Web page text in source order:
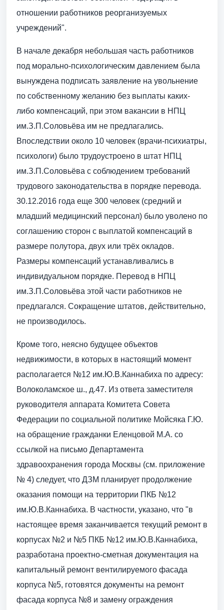
отношении работников реорганизуемых
учреждений".
В начале декабря небольшая часть работников
под морально-психологическим давлением была
вынуждена подписать заявление на увольнение
по собственному желанию без выплаты каких-
либо компенсаций, при этом вакансии в НПЦ
им.З.П.Соловьёва им не предлагались.
Впоследствии около 10 человек (врачи-психиатры,
психологи) было трудоустроено в штат НПЦ
им.З.П.Соловьёва с соблюдением требований
трудового законодательства в порядке перевода.
30.12.2016 года еще 300 человек (средний и
младший медицинский персонал) было уволено по
соглашению сторон с выплатой компенсаций в
размере полутора, двух или трёх окладов.
Размеры компенсаций устанавливались в
индивидуальном порядке. Перевод в НПЦ
им.З.П.Соловьёва этой части работников не
предлагался. Сокращение штатов, действительно,
не производилось.
Кроме того, неясно будущее объектов
недвижимости, в которых в настоящий момент
располагается №12 им.Ю.В.Каннабиха по адресу:
Волоколамское ш., д.47. Из ответа заместителя
руководителя аппарата Комитета Совета
Федерации по социальной политике Мойсяка Г.Ю.
на обращение гражданки Еленцовой М.А. со
ссылкой на письмо Департамента
здравоохранения города Москвы (см. приложение
№ 4) следует, что ДЗМ планирует продолжение
оказания помощи на территории ПКБ №12
им.Ю.В.Каннабиха. В частности, указано, что "в
настоящее время заканчивается текущий ремонт в
корпусах №2 и №5 ПКБ №12 им.Ю.В.Каннабиха,
разработана проектно-сметная документация на
капитальный ремонт вентилируемого фасада
корпуса №5, готовятся документы на ремонт
фасада корпуса №8 и замену ограждения